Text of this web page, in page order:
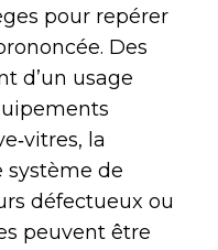
pour repérer
Des
d’un usage
la
système de
défectueux ou
peuvent être